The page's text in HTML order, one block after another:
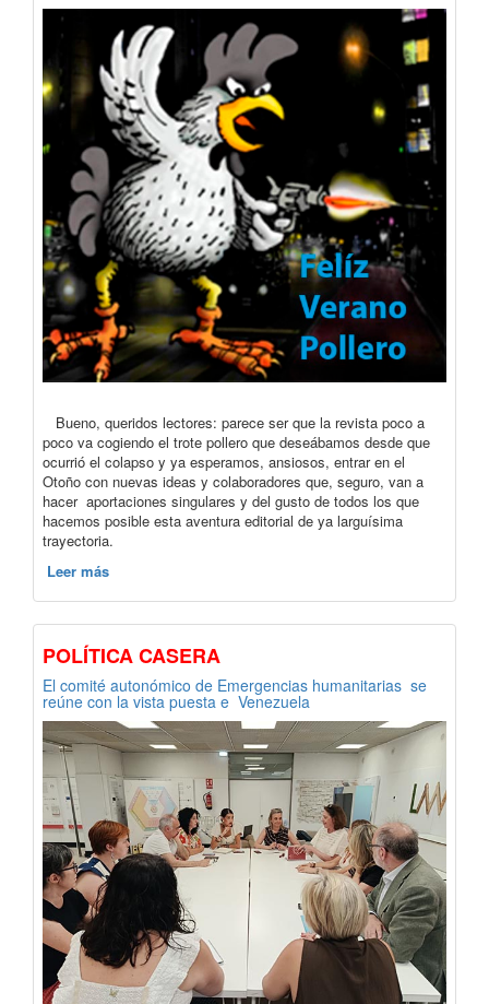
Bueno, queridos lectores: parece ser que la revista poco a
poco va cogiendo el trote pollero que deseábamos desde que
ocurrió el colapso y ya esperamos, ansiosos, entrar en el
Otoño con nuevas ideas y colaboradores que, seguro, van a
hacer aportaciones singulares y del gusto de todos los que
hacemos posible esta aventura editorial de ya larguísima
trayectoria.
Leer más
POLÍTICA CASERA
El comité autonómico de Emergencias humanitarias se
reúne con la vista puesta e Venezuela